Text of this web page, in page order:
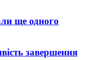
ще одного
завершення